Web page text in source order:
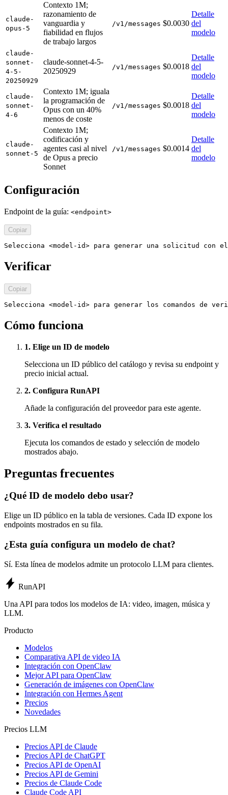
claude-
opus-5
Contexto 1M;
razonamiento de
vanguardia y
fiabilidad en flujos
de trabajo largos
/v1/messages $0.0030
Detalle
del
modelo
claude-
sonnet-
4-5-
20250929
claude-sonnet-4-5-
20250929
/v1/messages $0.0018
Detalle
del
modelo
claude-
sonnet-
4-6
Contexto 1M; iguala
la programación de
Opus con un 40%
menos de coste
/v1/messages $0.0018
Detalle
del
modelo
claude-
sonnet-5
Contexto 1M;
codificación y
agentes casi al nivel
de Opus a precio
Sonnet
/v1/messages $0.0014
Detalle
del
modelo
Configuración
Endpoint de la guía: <endpoint>
Copiar
Selecciona <model-id> para generar una solicitud con
Verificar
Copiar
Selecciona <model-id> para generar los comandos de
Cómo funciona
1. Elige un ID de modelo
Selecciona un ID público del catálogo y revisa su endpoint y
precio inicial actual.
2. Configura RunAPI
Añade la configuración del proveedor para este agente.
3. Verifica el resultado
Ejecuta los comandos de estado y selección de modelo
mostrados abajo.
Preguntas frecuentes
¿Qué ID de modelo debo usar?
Elige un ID público en la tabla de versiones. Cada ID expone los
endpoints mostrados en su fila.
¿Esta guía configura un modelo de chat?
Sí. Esta línea de modelos admite un protocolo LLM para clientes.
RunAPI
Una API para todos los modelos de IA: video, imagen, música y
LLM.
Producto
Modelos
Comparativa API de video IA
Integración con OpenClaw
Mejor API para OpenClaw
Generación de imágenes con OpenClaw
Integración con Hermes Agent
Precios
Novedades
Precios LLM
Precios API de Claude
Precios API de ChatGPT
Precios API de OpenAI
Precios API de Gemini
Precios de Claude Code
Claude Code API